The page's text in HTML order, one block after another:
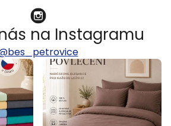
na Instagramu